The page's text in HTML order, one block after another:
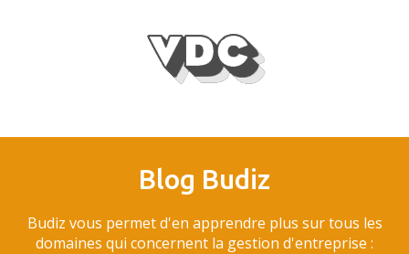
Blog Budiz
Budiz vous permet d'en apprendre plus sur tous les
domaines qui concernent la gestion d'entreprise :